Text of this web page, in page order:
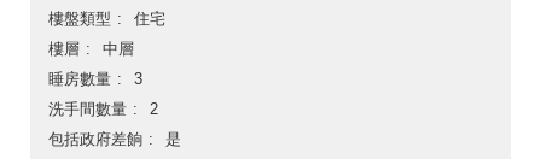
樓盤類型
住宅
樓層
中層
睡房數量
3
洗手間數量
2
包括政府差餉
是